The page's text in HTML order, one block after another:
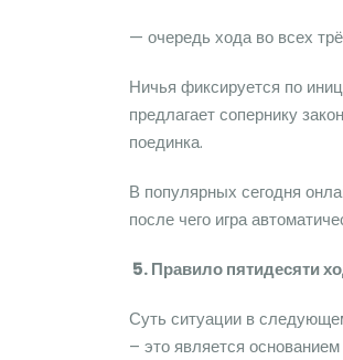
— очередь хода во всех
Ничья фиксируется по
предлагает сопернику
поединка.
В популярных сегодня
после чего игра
5.Правило пятидесяти
Суть ситуации в
– это является